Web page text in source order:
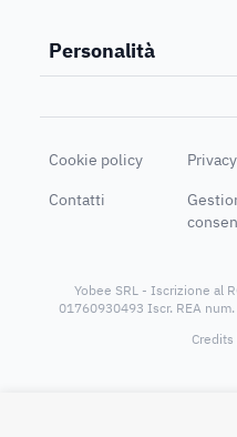
Personalità
Cookie policy
Contatti
Yobee SRL - Iscrizione al
01760930493 Iscr. REA
Credits